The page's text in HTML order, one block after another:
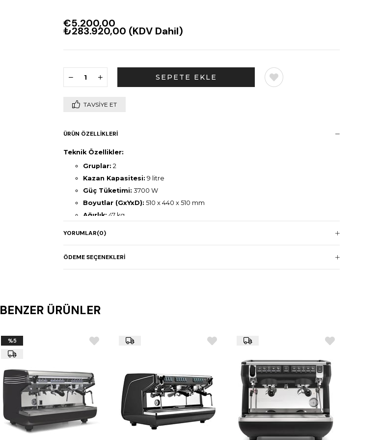
€5.200,00
₺283.920,00 (KDV Dahil)
TAVSIYE ET
ÜRÜN ÖZELLIKLERI
Teknik Özellikler:
Gruplar: 2
Kazan Kapasitesi: 9 litre
Güç Tüketimi: 3700 W
Boyutlar (GxYxD): 510 x 440 x 510 mm
Ağırlık: 47 kg
YORUMLAR(0)
ÖDEME SEÇENEKLERI
BENZER ÜRÜNLER
%5